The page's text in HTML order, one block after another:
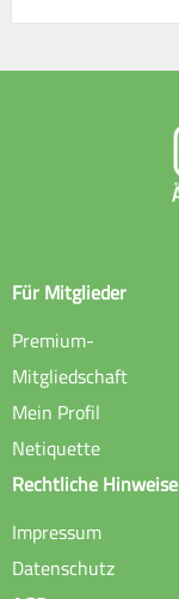
Für Mitglieder
Premium-
Mitgliedschaft
Mein Profil
Netiquette
Rechtliche Hinweise
Impressum
Datenschutz